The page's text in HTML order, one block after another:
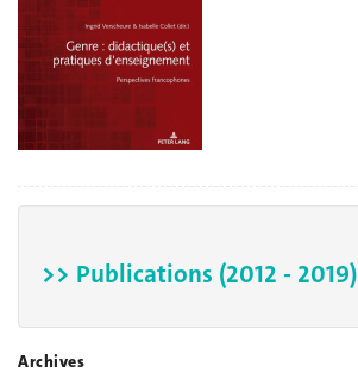
>> Publications (2012 - 2019)
Archives